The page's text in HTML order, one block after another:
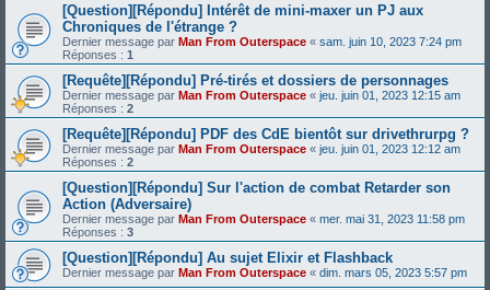
[Question][Répondu] Intérêt de mini-maxer un PJ aux
Chroniques de l'étrange ?
Dernier message par Man From Outerspace « sam. juin 10, 2023 7:24 pm
Réponses : 1
[Requête][Répondu] Pré-tirés et dossiers de personnages
Dernier message par Man From Outerspace « jeu. juin 01, 2023 12:15 am
Réponses : 2
[Requête][Répondu] PDF des CdE bientôt sur drivethrurpg ?
Dernier message par Man From Outerspace « jeu. juin 01, 2023 12:12 am
Réponses : 2
[Question][Répondu] Sur l'action de combat Retarder son
Action (Adversaire)
Dernier message par Man From Outerspace « mer. mai 31, 2023 11:58 pm
Réponses : 3
[Question][Répondu] Au sujet Elixir et Flashback
Dernier message par Man From Outerspace « dim. mars 05, 2023 5:57 pm